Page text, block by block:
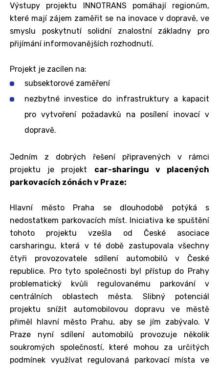
Výstupy projektu INNOTRANS pomáhají regionům,
které mají zájem zaměřit se na inovace v dopravě, ve
smyslu poskytnutí solidní znalostní základny pro
přijímání informovanějších rozhodnutí.
Projekt je zacílen na:
subsektorové zaměření
nezbytné investice do infrastruktury a kapacit
pro vytvoření požadavků na posílení inovací v
dopravě.
Jedním z dobrých řešení připravených v rámci
projektu je projekt car-sharingu v placených
parkovacích zónách v Praze:
Hlavní město Praha se dlouhodobě potýká s
nedostatkem parkovacích míst. Iniciativa ke spuštění
tohoto projektu vzešla od České asociace
carsharingu, která v té době zastupovala všechny
čtyři provozovatele sdílení automobilů v České
republice. Pro tyto společnosti byl přístup do Prahy
problematický kvůli regulovanému parkování v
centrálních oblastech města. Slibný potenciál
projektu snížit automobilovou dopravu ve městě
přiměl hlavní město Prahu, aby se jím zabývalo. V
Praze nyní sdílení automobilů provozuje několik
soukromých společností, které mohou za určitých
podmínek využívat regulovaná parkovací místa ve